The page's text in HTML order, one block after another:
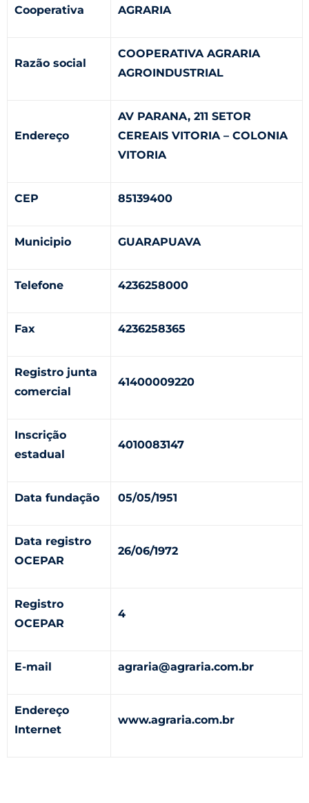
Cooperativa AGRARIA
Razão social
COOPERATIVA AGRARIA
AGROINDUSTRIAL
Endereço
AV PARANA, 211 SETOR
CEREAIS VITORIA – COLONIA
VITORIA
CEP 85139400
Municipio GUARAPUAVA
Telefone 4236258000
Fax 4236258365
Registro junta
comercial
41400009220
Inscrição
estadual
4010083147
Data fundação 05/05/1951
Data registro
OCEPAR
26/06/1972
Registro
OCEPAR
4
E-mail agraria@agraria.com.br
Endereço
Internet
www.agraria.com.br